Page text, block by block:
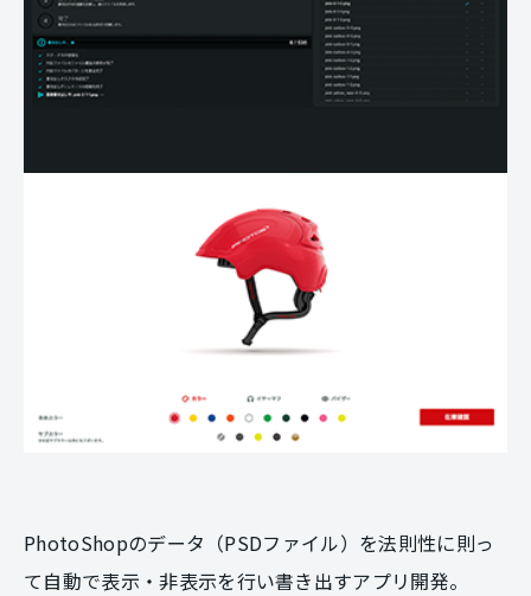
PhotoShopのデータ（PSDファイル）を法則性に則っ
て自動で表示・非表示を行い書き出すアプリ開発。